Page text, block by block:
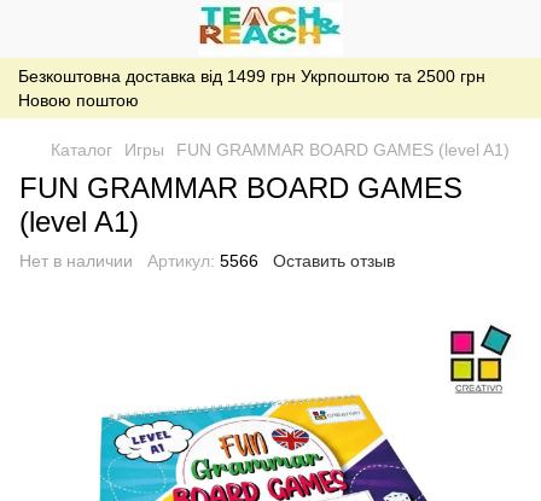
Безкоштовна доставка від 1499 грн Укрпоштою та 2500 грн
Новою поштою
Каталог Игры FUN GRAMMAR BOARD GAMES (level A1)
FUN GRAMMAR BOARD GAMES
(level A1)
Нет в наличии Артикул: 5566 Оставить отзыв